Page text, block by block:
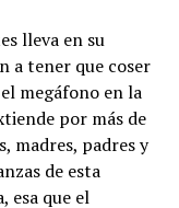
lleva en su
a tener que coser
megáfono en la
por más de
madres, padres y
de esta
esa que el